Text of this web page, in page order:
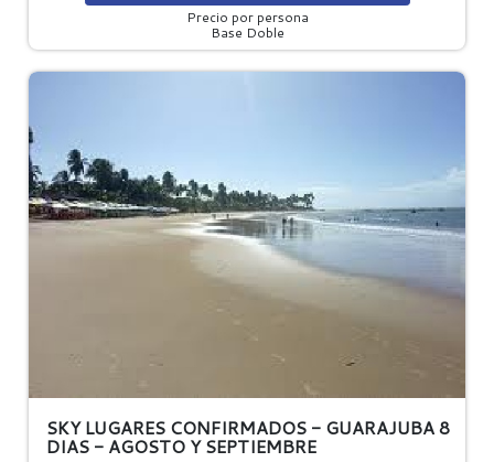
Precio por persona
Base Doble
SKY LUGARES CONFIRMADOS - GUARAJUBA 8
DIAS - AGOSTO Y SEPTIEMBRE